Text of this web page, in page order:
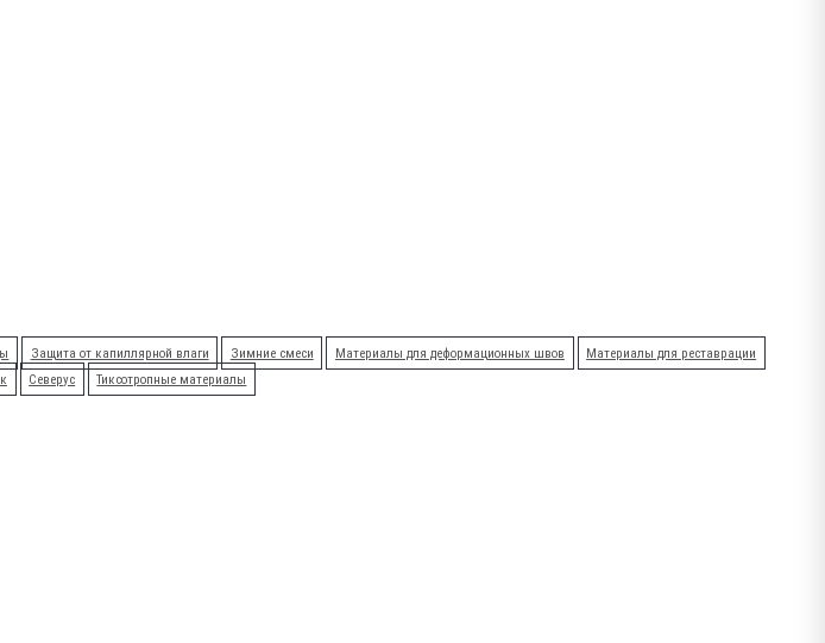
Защита от капиллярной влаги Зимние смеси Материалы для деформационных швов
Материалы для реставрации
Северус Тиксотропные материалы